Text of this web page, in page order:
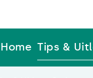
Home Tips &